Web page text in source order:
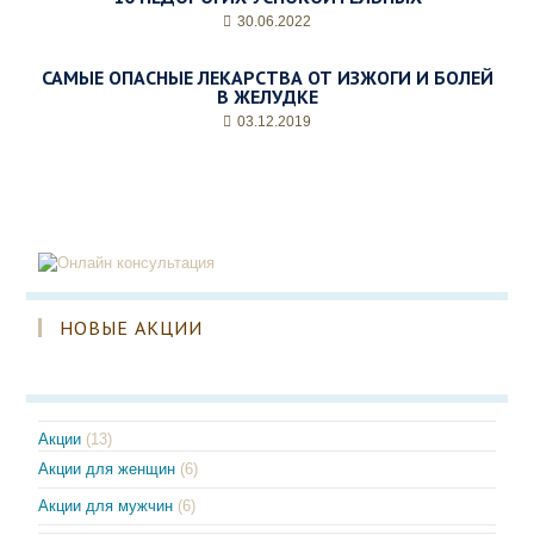
30.06.2022
САМЫЕ ОПАСНЫЕ ЛЕКАРСТВА ОТ ИЗЖОГИ И БОЛЕЙ
В ЖЕЛУДКЕ
03.12.2019
НОВЫЕ АКЦИИ
Акции (13)
Акции для женщин (6)
Акции для мужчин (6)